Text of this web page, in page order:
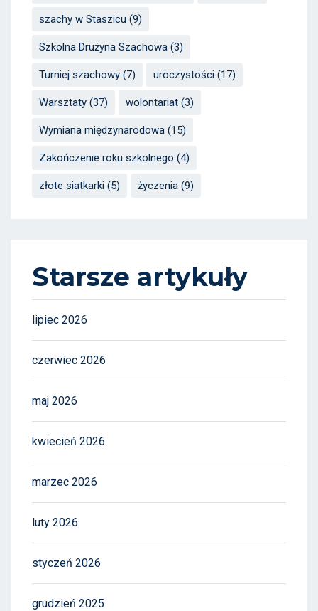
szachy w Staszicu (9)
Szkolna Drużyna Szachowa (3)
Turniej szachowy (7) uroczystości (17)
Warsztaty (37) wolontariat (3)
Wymiana międzynarodowa (15)
Zakończenie roku szkolnego (4)
złote siatkarki (5) życzenia (9)
Starsze artykuły
lipiec 2026
czerwiec 2026
maj 2026
kwiecień 2026
marzec 2026
luty 2026
styczeń 2026
grudzień 2025